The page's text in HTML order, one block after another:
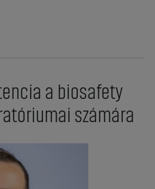
a biosafety
számára